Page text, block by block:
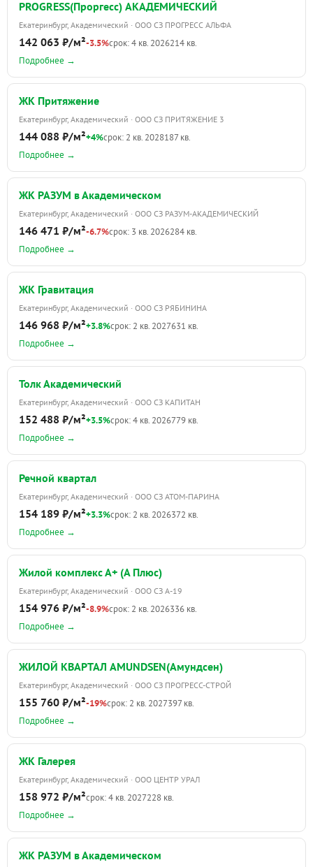
PROGRESS(Проргесс) АКАДЕМИЧЕСКИЙ
Екатеринбург, Академический · ООО СЗ ПРОГРЕСС АЛЬФА
142 063 ₽/м²-3.5%срок: 4 кв. 2026214 кв.
Подробнее →
ЖК Притяжение
Екатеринбург, Академический · ООО СЗ ПРИТЯЖЕНИЕ 3
144 088 ₽/м²+4%срок: 2 кв. 2028187 кв.
Подробнее →
ЖК РАЗУМ в Академическом
Екатеринбург, Академический · ООО СЗ РАЗУМ-АКАДЕМИЧЕСКИЙ
146 471 ₽/м²-6.7%срок: 3 кв. 2026284 кв.
Подробнее →
ЖК Гравитация
Екатеринбург, Академический · ООО СЗ РЯБИНИНА
146 968 ₽/м²+3.8%срок: 2 кв. 2027631 кв.
Подробнее →
Толк Академический
Екатеринбург, Академический · ООО СЗ КАПИТАН
152 488 ₽/м²+3.5%срок: 4 кв. 2026779 кв.
Подробнее →
Речной квартал
Екатеринбург, Академический · ООО СЗ АТОМ-ПАРИНА
154 189 ₽/м²+3.3%срок: 2 кв. 2026372 кв.
Подробнее →
Жилой комплекс А+ (А Плюс)
Екатеринбург, Академический · ООО СЗ А-19
154 976 ₽/м²-8.9%срок: 2 кв. 2026336 кв.
Подробнее →
ЖИЛОЙ КВАРТАЛ AMUNDSEN(Амундсен)
Екатеринбург, Академический · ООО СЗ ПРОГРЕСС-СТРОЙ
155 760 ₽/м²-19%срок: 2 кв. 2027397 кв.
Подробнее →
ЖК Галерея
Екатеринбург, Академический · ООО ЦЕНТР УРАЛ
158 972 ₽/м²срок: 4 кв. 2027228 кв.
Подробнее →
ЖК РАЗУМ в Академическом